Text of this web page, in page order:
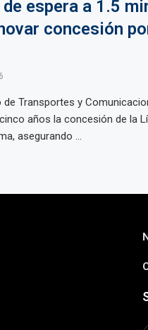
espera a 1.5
concesión
de Transportes y
años la concesión de la
asegurando ...